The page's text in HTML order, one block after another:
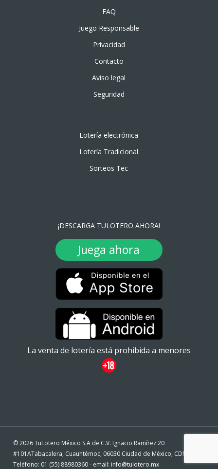
FAQ
Juego Responsable
Privacidad
Contacto
Aviso legal
Seguridad
Lotería electrónica
Lotería Tradicional
Sorteos Tec
¡DESCARGA TULOTERO AHORA!
Juega ahora
La venta de lotería está prohibida a menores
© 2026 TuLotero México S.A de C.V. Ignacio Ramírez 20
#101ATabacalera, Cuauhtémoc, 06030 Ciudad de México, CDMX. -
Teléfono: 01 (55) 88980360 - email: info@tulotero.mx